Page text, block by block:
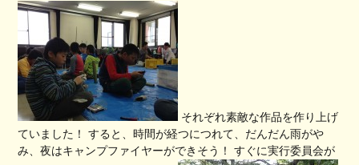
それぞれ素敵な作品を作り上げ
ていました！ すると、時間が経つにつれて、だんだん雨がや
み、夜はキャンプファイヤーができそう！ すぐに実行委員会が